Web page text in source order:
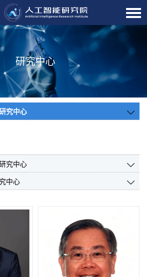
研究中心
究中心
究中心
中心